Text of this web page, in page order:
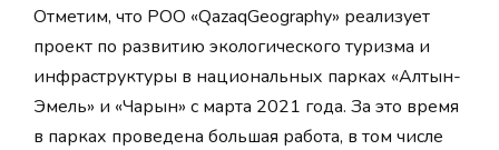
Отметим, что РОО «QazaqGeography» реализует
проект по развитию экологического туризма и
инфраструктуры в национальных парках «Алтын-
Эмель» и «Чарын» с марта 2021 года. За это время
в парках проведена большая работа, в том числе